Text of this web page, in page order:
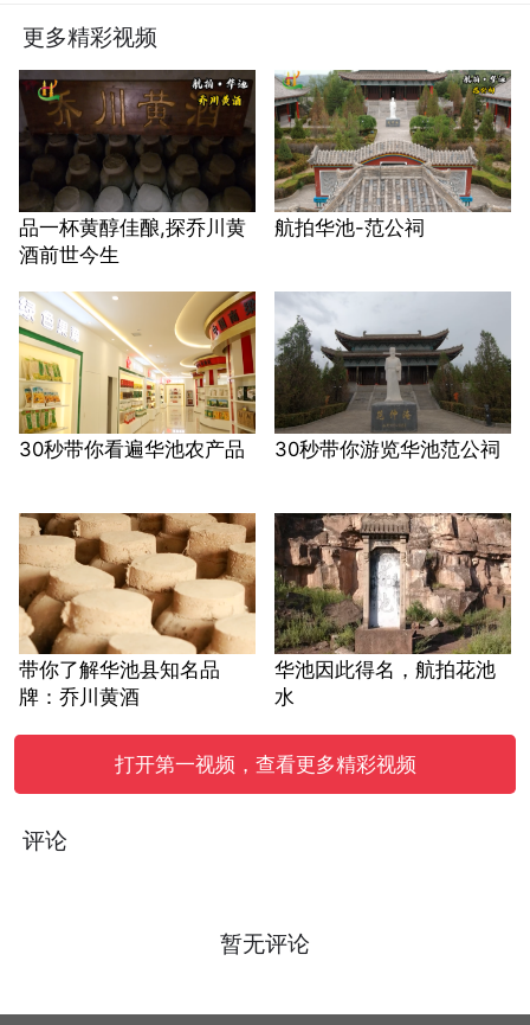
更多精彩视频
品一杯黄醇佳酿,探乔川黄
酒前世今生
航拍华池-范公祠
30秒带你看遍华池农产品 30秒带你游览华池范公祠
带你了解华池县知名品
牌：乔川黄酒
华池因此得名，航拍花池
水
打开第一视频，查看更多精彩视频
评论
暂无评论